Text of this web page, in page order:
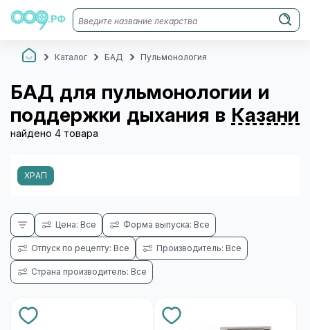
Каталог БАД Пульмонология
БАД для пульмонологии и
поддержки дыхания в Казани
найдено 4 товара
ХРАП
Цена: Все Форма выпуска: Все
Отпуск по рецепту: Все Производитель: Все
Страна производитель: Все